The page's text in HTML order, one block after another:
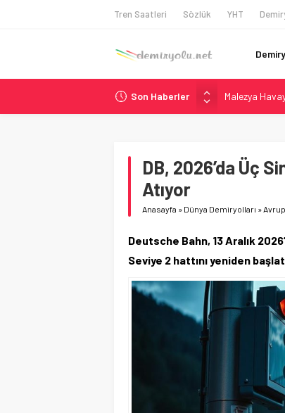
Tren Saatleri Sözlük YHT
Son Haberler
ÖBB ve
NS, Temmuz
İngiltere
Malezya
DB, 2026’da Üç
Atıyor
Anasayfa » Dünya Demiryolları »
Deutsche Bahn, 13 Aralık
Seviye 2 hattını yeniden